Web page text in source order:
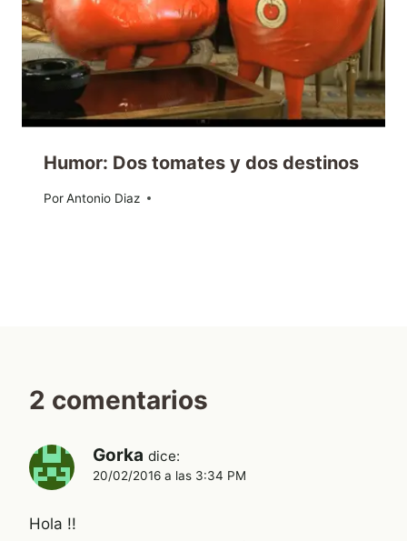
Humor: Dos tomates y dos destinos
PorAntonio Diaz
08/03/2013
2 comentarios
Gorka dice:
20/02/2016 a las 3:34 PM
Hola !!